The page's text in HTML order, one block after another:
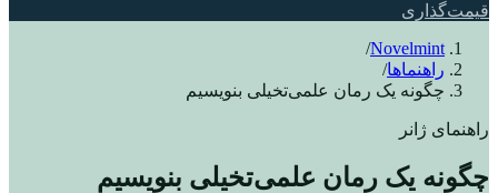
قیمت‌گذاری
Novelmint
/
راهنماها/
چگونه یک رمان علمی‌تخیلی بنویسیم
راهنمای ژانر
چگونه یک رمان علمی‌تخیلی بنویسیم